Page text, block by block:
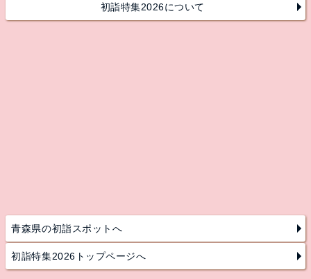
初詣特集2026について
青森県の初詣スポットへ
初詣特集2026トップページへ